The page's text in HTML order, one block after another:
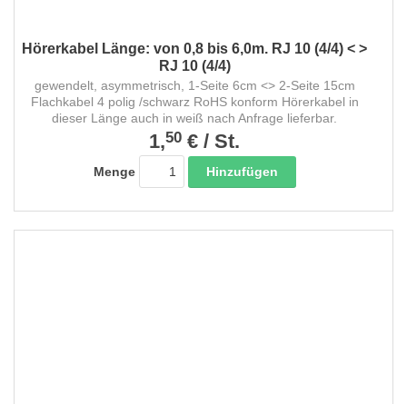
Hörerkabel Länge: von 0,8 bis 6,0m. RJ 10 (4/4) < >
RJ 10 (4/4)
gewendelt, asymmetrisch, 1-Seite 6cm <> 2-Seite 15cm
Flachkabel 4 polig /schwarz RoHS konform Hörerkabel in
dieser Länge auch in weiß nach Anfrage lieferbar.
1,50 € / St.
Menge Hinzufügen